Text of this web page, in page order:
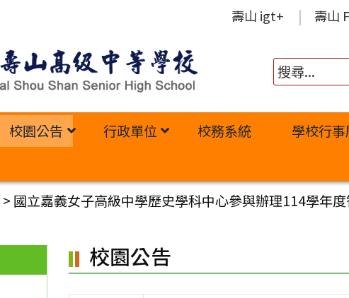
壽山 igt+ 壽山
校園公告 行政單位 校務系統 學校行事
> 國立嘉義女子高級中學歷史學科中心參與辦理114學年
校園公告